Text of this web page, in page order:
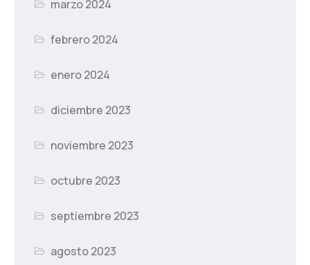
marzo 2024
febrero 2024
enero 2024
diciembre 2023
noviembre 2023
octubre 2023
septiembre 2023
agosto 2023